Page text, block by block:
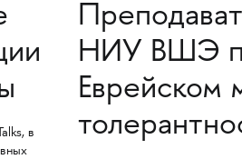
в
НИУ ВШЭ
Еврейском